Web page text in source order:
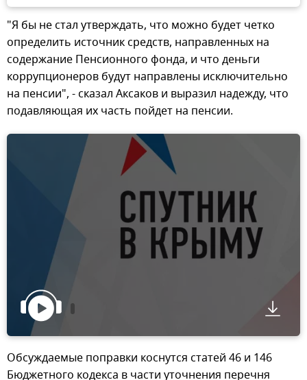
"Я бы не стал утверждать, что можно будет четко
определить источник средств, направленных на
содержание Пенсионного фонда, и что деньги
коррупционеров будут направлены исключительно
на пенсии", - сказал Аксаков и выразил надежду, что
подавляющая их часть пойдет на пенсии.
Обсуждаемые поправки коснутся статей 46 и 146
Бюджетного кодекса в части уточнения перечня